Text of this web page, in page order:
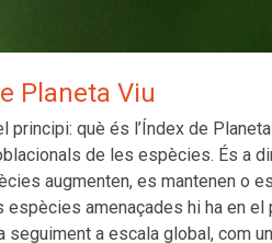
Planeta Viu
principi: què és l’Índex de
de les espècies. És a
augmenten, es mantenen o
espècies amenaçades hi ha en
seguiment a escala global, com